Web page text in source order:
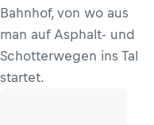
Bahnhof, von wo aus
man auf Asphalt- und
Schotterwegen ins Tal
startet.